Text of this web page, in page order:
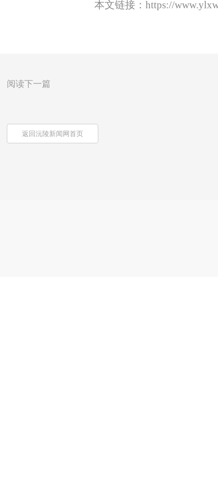
本文链接： https://
阅读下一篇
返回沅陵新闻网首页